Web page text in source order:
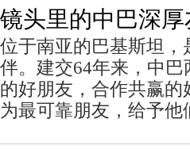
镜头里的中巴深厚
位于南亚的巴基斯坦
伴。建交64年来，中
的好朋友，合作共赢
为最可靠朋友，给予他